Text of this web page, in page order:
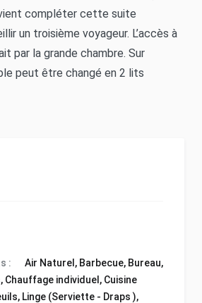
compléter cette suite
un troisième voyageur. L’accès à
par la grande chambre. Sur
peut être changé en 2 lits
: Air Naturel, Barbecue, Bureau,
, Chauffage individuel, Cuisine
, Linge (Serviette - Draps ),